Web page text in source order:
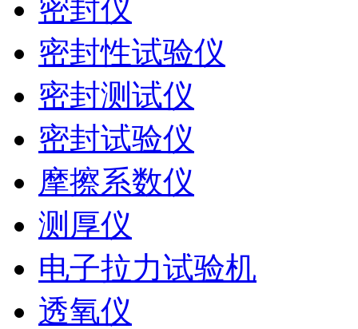
密封仪
密封性试验仪
密封测试仪
密封试验仪
摩擦系数仪
测厚仪
电子拉力试验机
透氧仪